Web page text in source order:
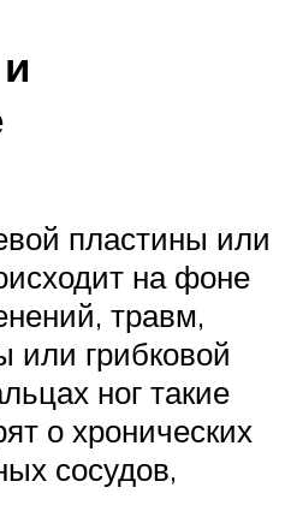
пластины или
на фоне
травм,
или грибковой
ног такие
о хронических
сосудов,